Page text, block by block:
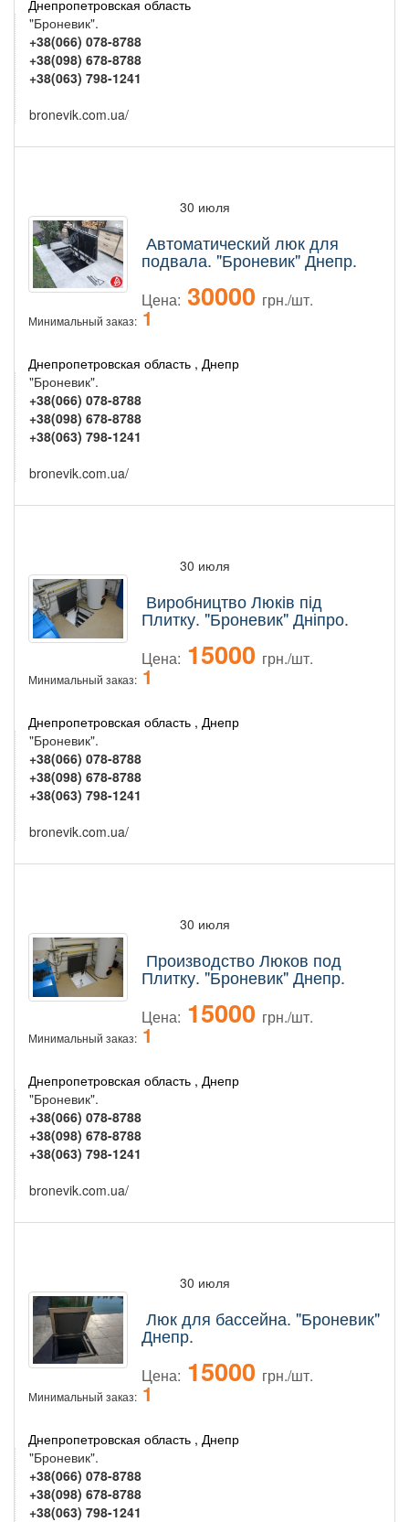
Днепропетровская область
"Броневик".
+38(066) 078-8788
+38(098) 678-8788
+38(063) 798-1241
bronevik.com.ua/
30 июля
Автоматический люк для
подвала. "Броневик" Днепр.
Цена: 30000 грн./шт.
Минимальный заказ: 1
Днепропетровская область , Днепр
"Броневик".
+38(066) 078-8788
+38(098) 678-8788
+38(063) 798-1241
bronevik.com.ua/
30 июля
Виробництво Люків під
Плитку. "Броневик" Дніпро.
Цена: 15000 грн./шт.
Минимальный заказ: 1
Днепропетровская область , Днепр
"Броневик".
+38(066) 078-8788
+38(098) 678-8788
+38(063) 798-1241
bronevik.com.ua/
30 июля
Производство Люков под
Плитку. "Броневик" Днепр.
Цена: 15000 грн./шт.
Минимальный заказ: 1
Днепропетровская область , Днепр
"Броневик".
+38(066) 078-8788
+38(098) 678-8788
+38(063) 798-1241
bronevik.com.ua/
30 июля
Люк для бассейна. "Броневик"
Днепр.
Цена: 15000 грн./шт.
Минимальный заказ: 1
Днепропетровская область , Днепр
"Броневик".
+38(066) 078-8788
+38(098) 678-8788
+38(063) 798-1241